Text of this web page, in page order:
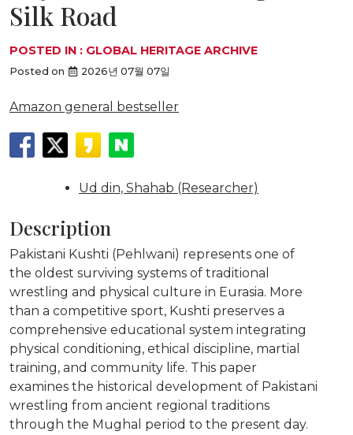
Silk Road
POSTED IN : GLOBAL HERITAGE ARCHIVE
Posted on 2026년 07월 07일
Amazon general bestseller
Ud din, Shahab (Researcher)
Description
Pakistani Kushti (Pehlwani) represents one of
the oldest surviving systems of traditional
wrestling and physical culture in Eurasia. More
than a competitive sport, Kushti preserves a
comprehensive educational system integrating
physical conditioning, ethical discipline, martial
training, and community life. This paper
examines the historical development of Pakistani
wrestling from ancient regional traditions
through the Mughal period to the present day.